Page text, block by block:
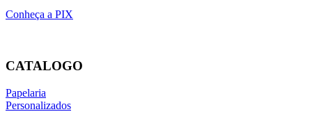
Conheça a PIX
CATALOGO
Papelaria
Personalizados